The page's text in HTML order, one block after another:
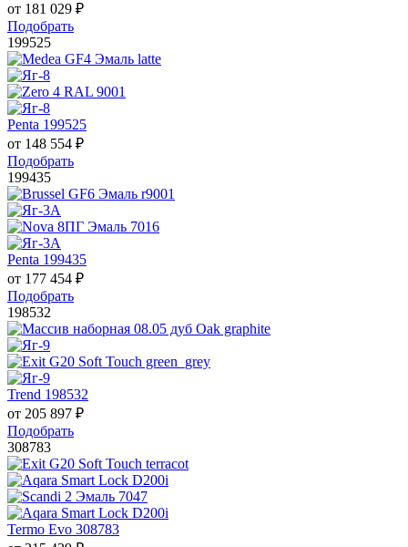
от 181 029 ₽
Подобрать
199525
Penta 199525
от 148 554 ₽
Подобрать
199435
Penta 199435
от 177 454 ₽
Подобрать
198532
Trend 198532
от 205 897 ₽
Подобрать
308783
Termo Evo 308783